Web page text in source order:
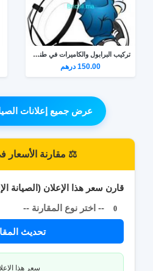
تركيب البرابول والكاميرات في طنجة 0672736237
150.00 درهم
عرض جميع إعلانات
⚖️ مقارنة الأسعار
قارن سعر هذا الإعلان (الصيانة
-- اختر نوع المقارنة --
0
تحديث
سعر هذا